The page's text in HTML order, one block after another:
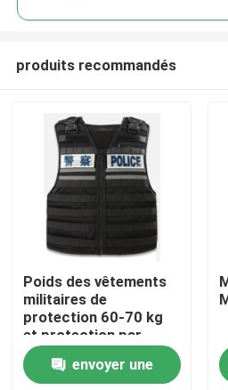
À la maison
Produits
Vidéos
produits recommandés
Poids des vêtements
militaires de
protection 60-70 kg
et protection par
injection pour
taille/hauteur/poids/zone
envoyer une